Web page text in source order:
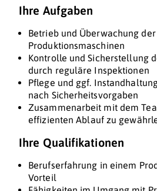
Ihre Aufgaben
Betrieb und Überwachung der
Produktionsmaschinen
Kontrolle und Sicherstellung
durch reguläre Inspektionen
Pflege und ggf.
nach Sicherheitsvorgaben
Zusammenarbeit mit dem
effizienten Ablauf zu
Ihre Qualifikationen
Berufserfahrung in einem
Vorteil